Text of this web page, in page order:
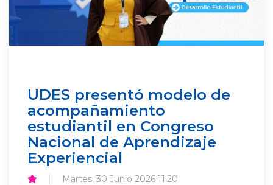
UDES presentó modelo de
acompañamiento
estudiantil en Congreso
Nacional de Aprendizaje
Experiencial
Martes, 30 Junio 2026 11:20